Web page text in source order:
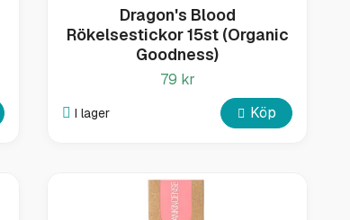
Dragon's Blood
Rökelsestickor 15st (Organic
Goodness)
79 kr
I lager Köp